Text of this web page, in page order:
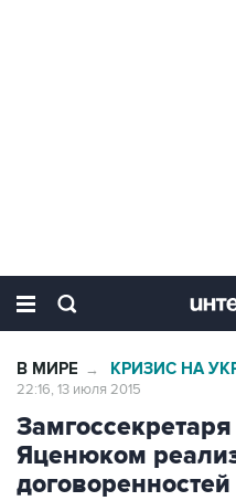
В МИРЕ → КРИЗИС НА
22:16, 13 июля 2015
Яценюком
договоренностей